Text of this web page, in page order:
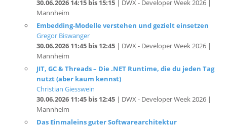
Embedding-Modelle verstehen und gezielt einsetzen
Gregor Biswanger
30.06.2026 11:45 bis 12:45| DWX - Developer Week 2026 |
Mannheim
JIT, GC & Threads – Die .NET Runtime, die du jeden Tag
nutzt (aber kaum kennst)
Christian Giesswein
30.06.2026 11:45 bis 12:45| DWX - Developer Week 2026 |
Mannheim
Das Einmaleins guter Softwarearchitektur
David Tielke
30.06.2026 10:30 bis 11:30| DWX - Developer Week 2026 |